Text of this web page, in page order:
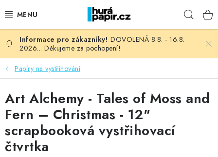
na
NOVINKY
HURÁ DÍLNA
VŠECHNO ZBOŽÍ
KNIHAŘSKÝ MATERIÁL
KURZY NATY LYSAK
DOVOLENÁ 8.8. - 16.8.
2026... Děkujeme za pochopení!
Papíry na vystřihování
Art Alchemy - Tales of Moss and
Fern – Christmas - 12"
scrapbooková vystřihovací
čtvrtka